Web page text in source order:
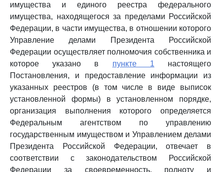
имущества и единого реестра федерального
имущества, находящегося за пределами Российской
Федерации, в части имущества, в отношении которого
Управление делами Президента Российской
Федерации осуществляет полномочия собственника и
которое указано в пункте 1 настоящего
Постановления, и предоставление информации из
указанных реестров (в том числе в виде выписок
установленной формы) в установленном порядке,
организация выполнения которого определяется
Федеральным агентством по управлению
государственным имуществом и Управлением делами
Президента Российской Федерации, отвечает в
соответствии с законодательством Российской
Федерации за своевременность, полноту и